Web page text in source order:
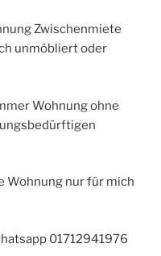
Zwischenmiete
unmöbliert oder
Wohnung ohne
Wohnung nur für mich
01712941976